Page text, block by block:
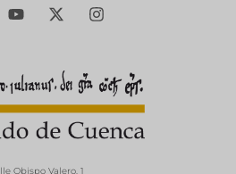
Obispo Valero, 1